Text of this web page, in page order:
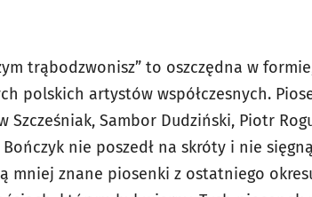
trąbodzwonisz” to oszczędna w
polskich artystów współczesnych.
Szcześniak, Sambor Dudziński, Piotr
nie poszedł na skróty i nie
mniej znane piosenki z ostatniego